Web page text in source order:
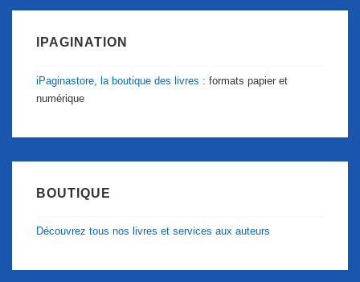
IPAGINATION
iPaginastore, la boutique des livres : formats papier et
numérique
BOUTIQUE
Découvrez tous nos livres et services aux auteurs